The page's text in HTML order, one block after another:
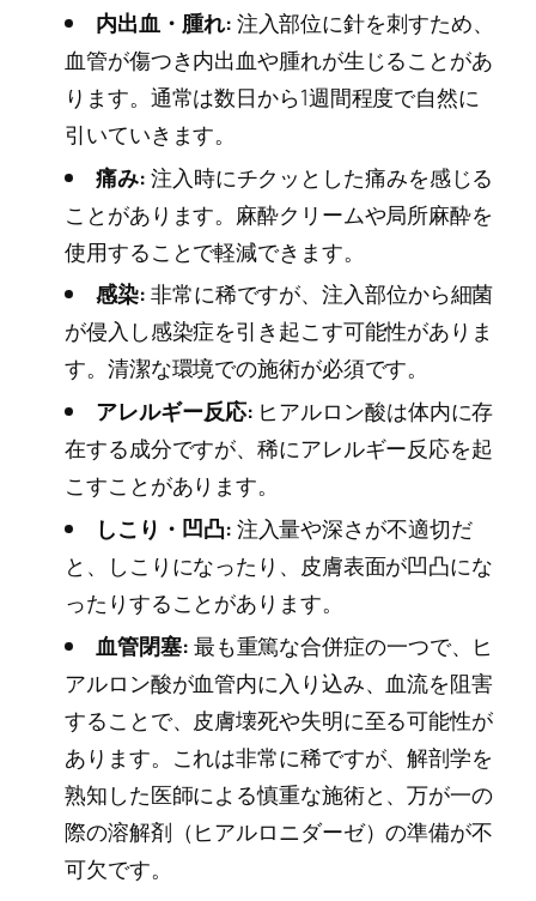
内出血・腫れ:注入部位に針を刺すため、
血管が傷つき内出血や腫れが生じることがあ
ります。通常は数日から1週間程度で自然に
引いていきます。
痛み:注入時にチクッとした痛みを感じる
ことがあります。麻酔クリームや局所麻酔を
使用することで軽減できます。
感染:非常に稀ですが、注入部位から細菌
が侵入し感染症を引き起こす可能性がありま
す。清潔な環境での施術が必須です。
アレルギー反応: ヒアルロン酸は体内に存
在する成分ですが、稀にアレルギー反応を起
こすことがあります。
しこり・凹凸:注入量や深さが不適切だ
と、しこりになったり、皮膚表面が凹凸にな
ったりすることがあります。
血管閉塞:最も重篤な合併症の一つで、ヒ
アルロン酸が血管内に入り込み、血流を阻害
することで、皮膚壊死や失明に至る可能性が
あります。これは非常に稀ですが、解剖学を
熟知した医師による慎重な施術と、万が一の
際の溶解剤（ヒアルロニダーゼ）の準備が不
可欠です。